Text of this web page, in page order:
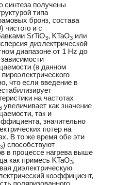
синтеза получены
типа
бронз, состава
чистого и с
SrTiO3, KTaO3 или
диэлектрической
диапазоне от 1 Hz до
(в данном
что если введение в
на частотах
увеличивает как значение
так и
значительно
потер на
В то же время обе эти
3) способствуют
в процессе нагрева выше
как примесь KTaO3,
диэлектрическую
коэффициент,